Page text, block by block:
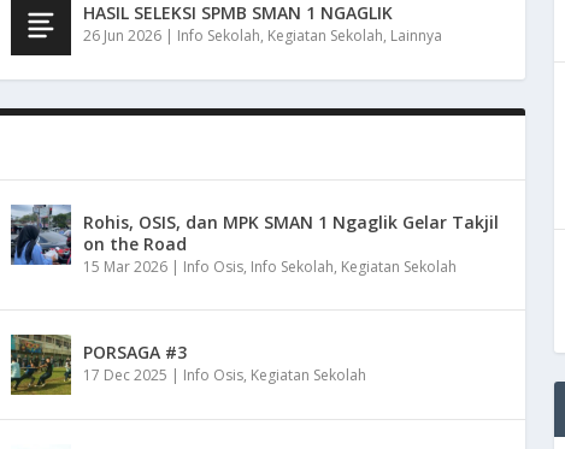
HASIL SELEKSI SPMB SMAN 1 NGAGLIK
26 Jun 2026| Info Sekolah, Kegiatan Sekolah, Lainnya
Rohis, OSIS, dan MPK SMAN 1 Ngaglik Gelar Takjil
on the Road
15 Mar 2026| Info Osis, Info Sekolah, Kegiatan Sekolah
PORSAGA #3
17 Dec 2025 | Info Osis, Kegiatan Sekolah